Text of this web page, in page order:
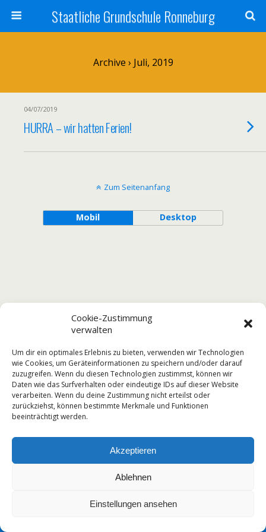
Cookie-Zustimmung
verwalten
Um dir ein optimales Erlebnis zu bieten, verwenden wir Technologien
wie Cookies, um Geräteinformationen zu speichern und/oder darauf
zuzugreifen. Wenn du diesen Technologien zustimmst, können wir
Daten wie das Surfverhalten oder eindeutige IDs auf dieser Website
verarbeiten. Wenn du deine Zustimmung nicht erteilst oder
zurückziehst, können bestimmte Merkmale und Funktionen
beeinträchtigt werden.
Akzeptieren
Ablehnen
Einstellungen ansehen
Staatliche Grundschule Ronneburg
Archive › Juli, 2019
04/07/2019
HURRA – wir hatten Ferien!
Zum Seitenanfang
Mobil Desktop